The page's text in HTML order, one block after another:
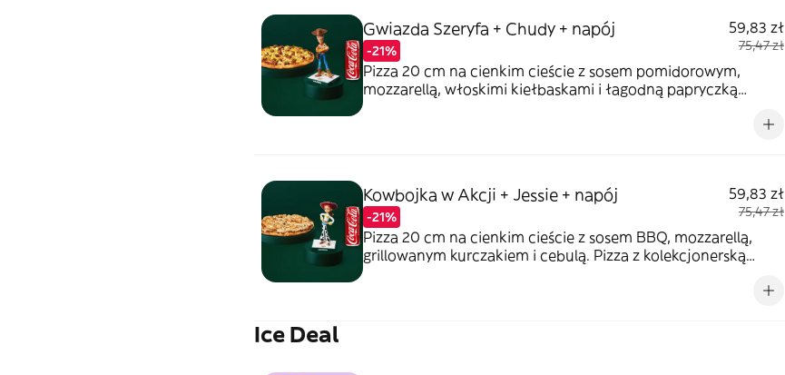
Gwiazda Szeryfa + Chudy + napój
-21%
59,83 zł
75,47 zł
Pizza 20 cm na cienkim cieście z sosem pomidorowym,
mozzarellą, włoskimi kiełbaskami i łagodną papryczką
Kowbojka w Akcji + Jessie + napój
-21%
59,83 zł
75,47 zł
Pizza 20 cm na cienkim cieście z sosem BBQ, mozzarellą,
grillowanym kurczakiem i cebulą. Pizza z kolekcjonerską
Ice Deal